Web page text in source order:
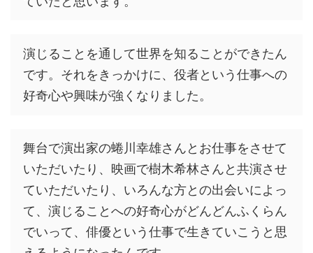
演じることを通して世界を知ることができたん
です。それをきっかけに、役者という仕事への
好奇心や興味が強くなりました。
舞台で演出家の蜷川幸雄さんとお仕事をさせて
いただいたり、映画で樹木希林さんと共演させ
ていただいたり、いろんな方との出会いによっ
て、演じることへの好奇心がどんどんふくらん
でいって、俳優という仕事で生きていこうと思